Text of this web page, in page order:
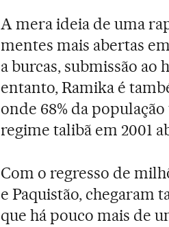
A mera ideia de uma
mentes mais abertas
a burcas, submissão
entanto, Ramika é
onde 68% da
regime talibã em 2001
Com o regresso de
e Paquistão, chegaram
que há pouco mais de